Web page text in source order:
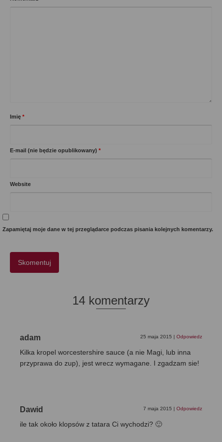
Imię *
E-mail (nie będzie opublikowany) *
Website
Zapamiętaj moje dane w tej przeglądarce podczas pisania kolejnych komentarzy.
14 komentarzy
adam 25 maja 2015 Odpowiedz
Kilka kropel worcestershire sauce (a nie Magi, lub inna
przyprawa do zup), jest wrecz wymagane. I zgadzam sie!
Dawid 7 maja 2015 Odpowiedz
ile tak około klopsów z tatara Ci wychodzi? 🙂